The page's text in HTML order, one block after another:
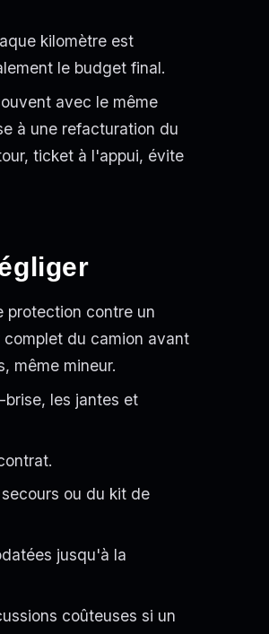
kilomètre est
le budget final.
avec le même
à une refacturation du
ticket à l'appui, évite
protection contre un
du camion avant
même mineur.
brise, les jantes et
ou du kit de
jusqu'à la
coûteuses si un